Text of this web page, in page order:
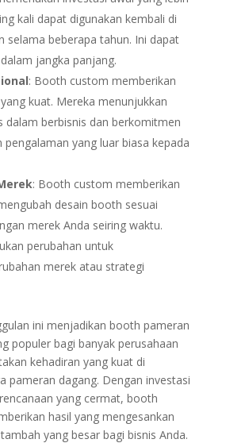
kali dapat digunakan kembali di
selama beberapa tahun. Ini dapat
jangka panjang.
: Booth custom memberikan
kuat. Mereka menunjukkan
dalam berbisnis dan berkomitmen
yang luar biasa kepada
: Booth custom memberikan
desain booth sesuai
merek Anda seiring waktu.
perubahan untuk
merek atau strategi
ini menjadikan booth pameran
populer bagi banyak perusahaan
kehadiran yang kuat di
pameran dagang. Dengan investasi
yang cermat, booth
hasil yang mengesankan
yang besar bagi bisnis Anda.